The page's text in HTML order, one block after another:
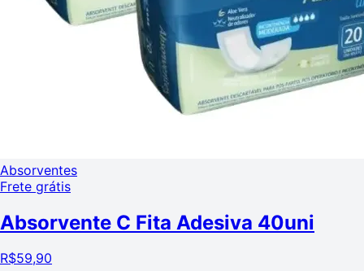
Absorventes
Frete grátis
Absorvente C Fita Adesiva 40uni
R$59,90